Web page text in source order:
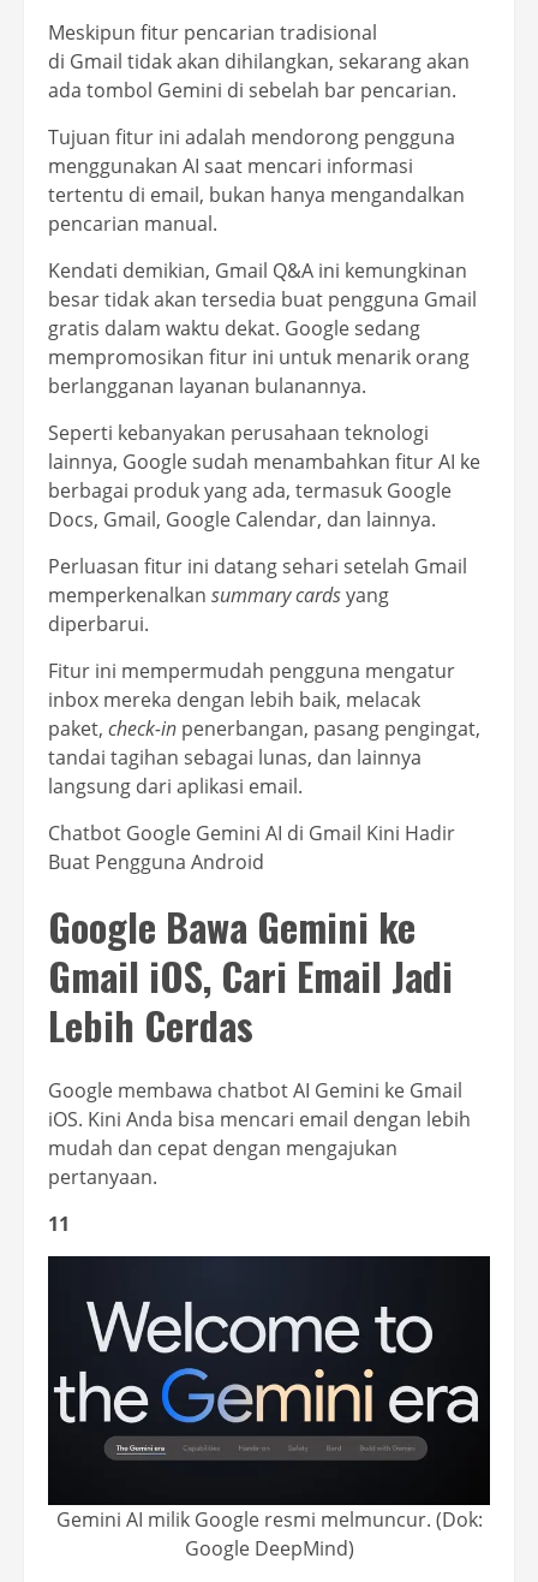
Meskipun fitur pencarian tradisional
di Gmail tidak akan dihilangkan, sekarang akan
ada tombol Gemini di sebelah bar pencarian.
Tujuan fitur ini adalah mendorong pengguna
menggunakan AI saat mencari informasi
tertentu di email, bukan hanya mengandalkan
pencarian manual.
Kendati demikian, Gmail Q&A ini kemungkinan
besar tidak akan tersedia buat pengguna Gmail
gratis dalam waktu dekat. Google sedang
mempromosikan fitur ini untuk menarik orang
berlangganan layanan bulanannya.
Seperti kebanyakan perusahaan teknologi
lainnya, Google sudah menambahkan fitur AI ke
berbagai produk yang ada, termasuk Google
Docs, Gmail, Google Calendar, dan lainnya.
Perluasan fitur ini datang sehari setelah Gmail
memperkenalkan summary cardsyang
diperbarui.
Fitur ini mempermudah pengguna mengatur
inbox mereka dengan lebih baik, melacak
paket, check-in penerbangan, pasang pengingat,
tandai tagihan sebagai lunas, dan lainnya
langsung dari aplikasi email.
Chatbot Google Gemini AI di Gmail Kini Hadir
Buat Pengguna Android
Google Bawa Gemini ke
Gmail iOS, Cari Email Jadi
Lebih Cerdas
Google membawa chatbot AI Gemini ke Gmail
iOS. Kini Anda bisa mencari email dengan lebih
mudah dan cepat dengan mengajukan
pertanyaan.
11
Gemini AI milik Google resmi melmuncur. (Dok:
Google DeepMind)